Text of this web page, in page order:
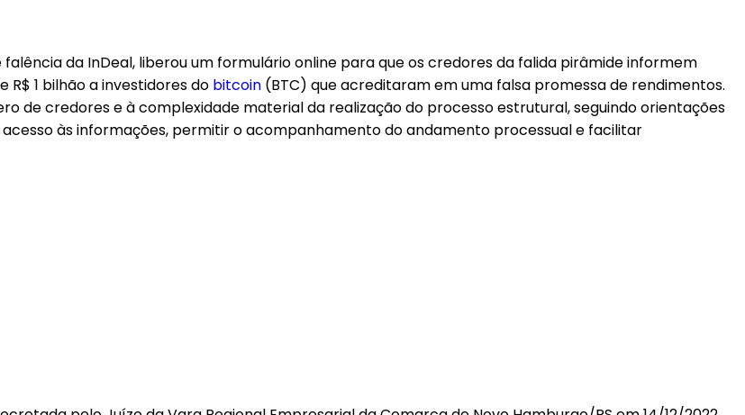
da InDeal, liberou um formulário online para que os credores da falida pirâmide informem
R$ 1 bilhão a investidores do bitcoin (BTC) que acreditaram em uma falsa promessa de rendimentos.
de credores e à complexidade material da realização do processo estrutural, seguindo orientações
às informações, permitir o acompanhamento do andamento processual e facilitar